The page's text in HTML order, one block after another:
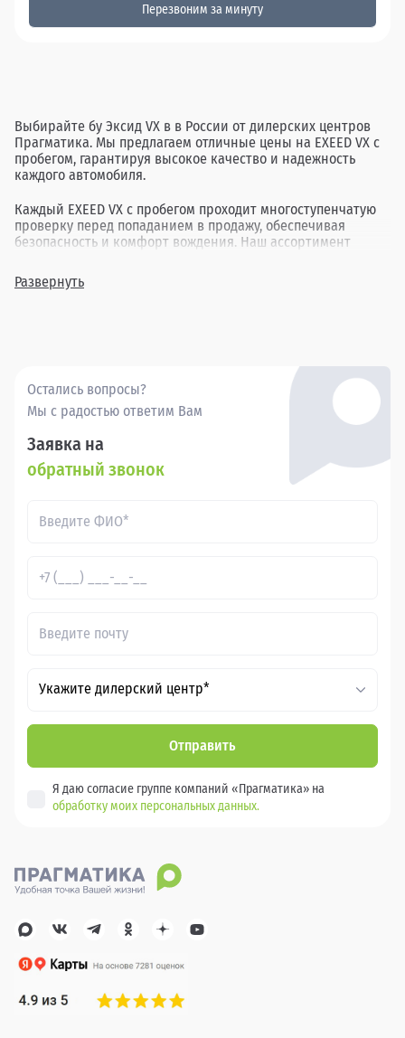
Перезвоним за минуту
Выбирайте бу Эксид VX в в России от дилерских центров
Прагматика. Мы предлагаем отличные цены на EXEED VX с
пробегом, гарантируя высокое качество и надежность
каждого автомобиля.
Каждый EXEED VX с пробегом проходит многоступенчатую
проверку перед попаданием в продажу, обеспечивая
безопасность и комфорт вождения. Наш ассортимент
позволяя найти идеальный вариант для каждого клиента.
Развернуть
Остались вопросы?
Мы с радостью ответим Вам
Заявка на
обратный звонок
Укажите дилерский центр*
Отправить
Я даю согласие группе компаний «Прагматика» на
обработку моих персональных данных.